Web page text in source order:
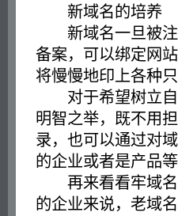
新域名的培养
新域名一旦被注
备案，可以绑定网
将慢慢地印上各种
对于希望树立自
明智之举，既不用
录，也可以通过对
的企业或者是产品等
再来看看牢域名
的企业来说，老域